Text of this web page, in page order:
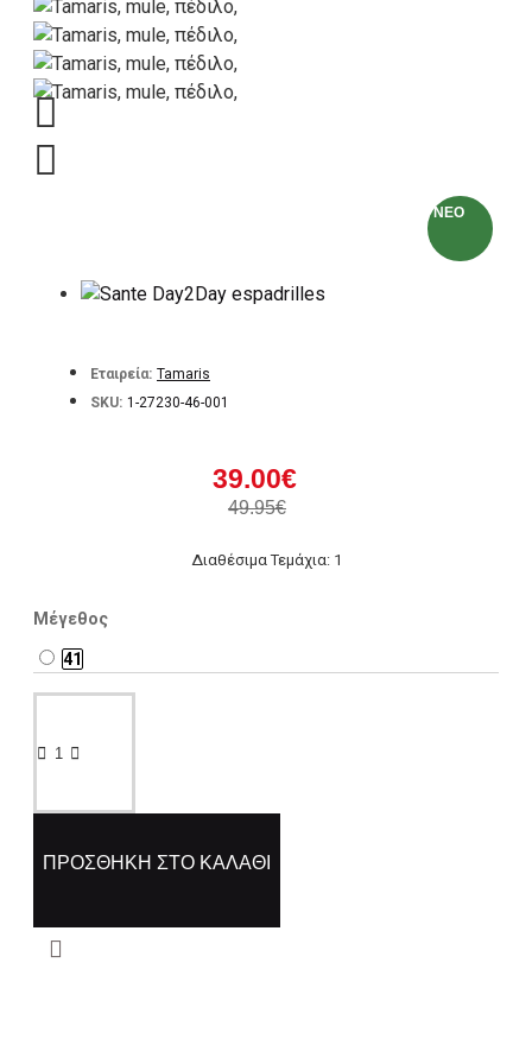
NEO
Εταιρεία: Tamaris
SKU: 1-27230-46-001
39.00€
49.95€
Διαθέσιμα Τεμάχια: 1
Μέγεθος
41
ΠΡΟΣΘΉΚΗ ΣΤΟ ΚΑΛΆΘΙ